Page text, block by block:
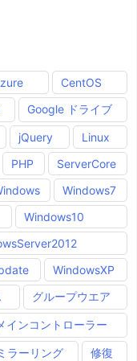
CentOS
Google ドライブ
jQuery
Linux
PHP
ServerCore
Windows7
Windows10
WindowsXP
グループウエア
インコントローラー
ラーリング 修復